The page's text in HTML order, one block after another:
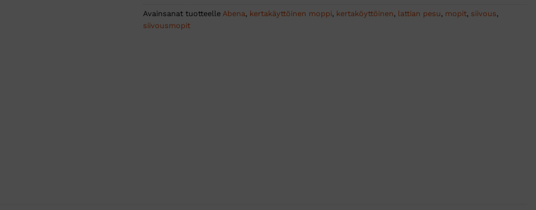
Avainsanat tuotteelle Abena, kertakäyttöinen moppi, kertaköyttöinen, lattian pesu, mopit, siivous,
siivousmopit